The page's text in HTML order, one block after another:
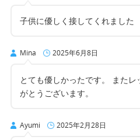
子供に優しく接してくれました
Mina 2025年6月8日
とても優しかったです。 また
がとうございます。
Ayumi 2025年2月28日